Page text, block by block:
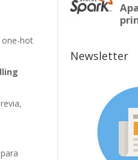
one-hot
Newsletter